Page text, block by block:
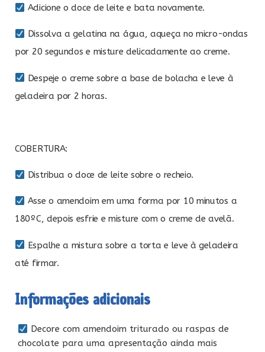
Adicione o doce de leite e bata novamente.
Dissolva a gelatina na água, aqueça no micro-ondas
por 20 segundos e misture delicadamente ao creme.
Despeje o creme sobre a base de bolacha e leve à
geladeira por 2 horas.
COBERTURA:
Distribua o doce de leite sobre o recheio.
Asse o amendoim em uma forma por 10 minutos a
180ºC, depois esfrie e misture com o creme de avelã.
Espalhe a mistura sobre a torta e leve à geladeira
até firmar.
Informações adicionais
Decore com amendoim triturado ou raspas de
chocolate para uma apresentação ainda mais